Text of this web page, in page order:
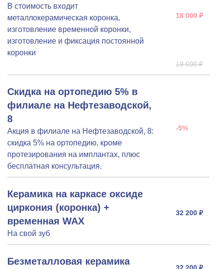
В стоимость входит
металлокерамическая коронка,
изготовление временной коронки,
изготовление и фиксация постоянной
коронки
18 000 ₽
19 000 ₽
Скидка на ортопедию 5% в
филиале на Нефтезаводской,
8
Акция в филиале на Нефтезаводской, 8:
скидка 5% на ортопедию, кроме
протезирования на имплантах, плюс
бесплатная консультация.
-5%
Керамика на каркасе оксиде
циркония (коронка) +
временная WAX
На свой зуб
32 200 ₽
Безметалловая керамика